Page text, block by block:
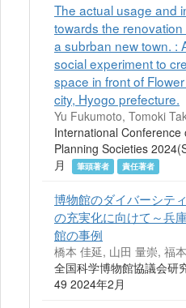
The actual usage and
towards the
a subrban new town. :
social experiment to
space in front of
city, Hyogo prefecture.
Yu Fukumoto, Tomoki
International Conference
Planning Societies
月
筆頭著者 責任著者
博物館のダイバーシテ
の充実化に向けて～兵
館の事例
橋本 佳延, 山田 量崇, 福
全国科学博物館協議会研
49 2024年2月